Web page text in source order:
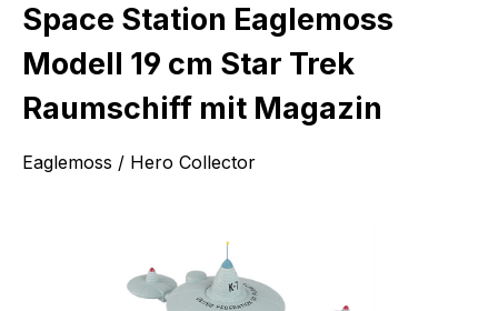
Space Station Eaglemoss
Modell 19 cm Star Trek
Raumschiff mit Magazin
Eaglemoss / Hero Collector